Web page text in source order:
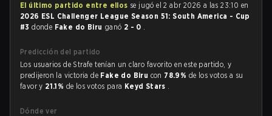
El último partido entre ellos se jugó el 2 abr 2026 a las 23:10 en
2026 ESL Challenger League Season 51: South America - Cup
#3donde Fake do Biru ganó 2 - 0 .
Predicción del partido
Los usuarios de Strafe tenían un claro favorito en este partido, y
predijeron la victoria de Fake do Biru con 78.9% de los votos a su
favor y 21.1% de los votos para Keyd Stars .
Dónde ver